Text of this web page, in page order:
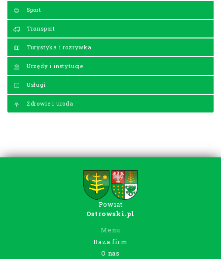
Sport
Transport
Turystyka i rozrywka
Urzędy i instytucje
Usługi
Zdrowie i uroda
Powiat
Ostrowski.pl
Menu
Baza firm
O nas